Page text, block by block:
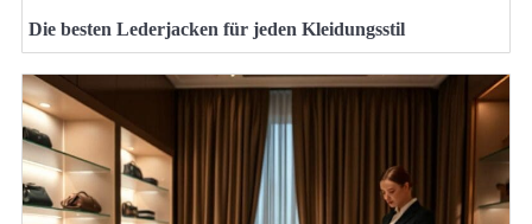
Die besten Lederjacken für jeden Kleidungsstil